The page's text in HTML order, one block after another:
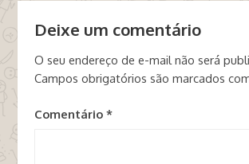
Deixe um comentário
O seu endereço de e-mail não será
Campos obrigatórios são marcados
Comentário *